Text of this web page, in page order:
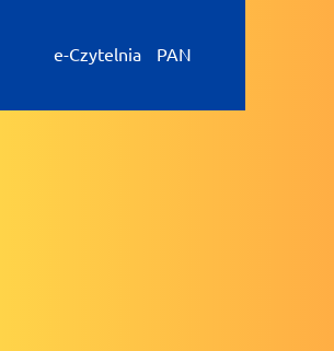
e-Czytelnia PAN